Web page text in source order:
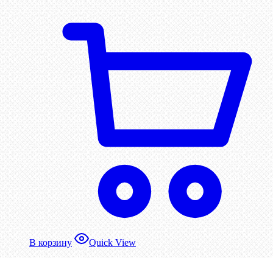
В корзину Quick View